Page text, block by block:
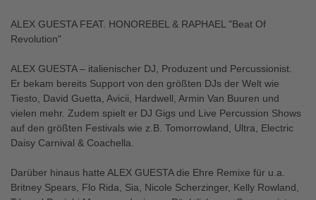
ALEX GUESTA FEAT. HONOREBEL & RAPHAEL "Beat Of
Revolution"
ALEX GUESTA – italienischer DJ, Produzent und Percussionist.
Er bekam bereits Support von den größten DJs der Welt wie
Tiesto, David Guetta, Avicii, Hardwell, Armin Van Buuren und
vielen mehr. Zudem spielt er DJ Gigs und Live Percussion Shows
auf den größten Festivals wie z.B. Tomorrowland, Ultra, Electric
Daisy Carnival & Coachella.
Darüber hinaus hatte ALEX GUESTA die Ehre Remixe für u.a.
Britney Spears, Flo Rida, Sia, Nicole Scherzinger, Kelly Rowland,